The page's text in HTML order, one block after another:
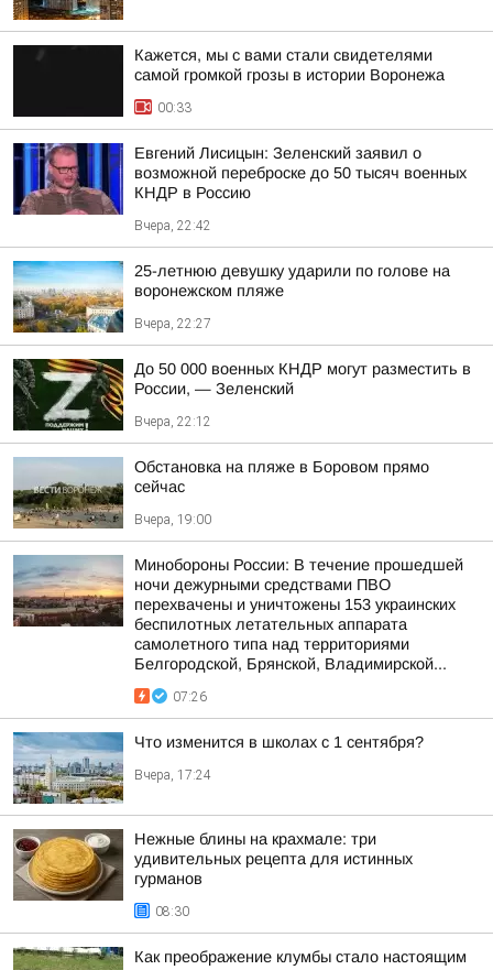
Кажется, мы с вами стали свидетелями
самой громкой грозы в истории Воронежа
00:33
Евгений Лисицын: Зеленский заявил о
возможной переброске до 50 тысяч военных
КНДР в Россию
Вчера, 22:42
25-летнюю девушку ударили по голове на
воронежском пляже
Вчера, 22:27
До 50 000 военных КНДР могут разместить в
России, — Зеленский
Вчера, 22:12
Обстановка на пляже в Боровом прямо
сейчас
Вчера, 19:00
Минобороны России: В течение прошедшей
ночи дежурными средствами ПВО
перехвачены и уничтожены 153 украинских
беспилотных летательных аппарата
самолетного типа над территориями
Белгородской, Брянской, Владимирской...
07:26
Что изменится в школах с 1 сентября?
Вчера, 17:24
Нежные блины на крахмале: три
удивительных рецепта для истинных
гурманов
08:30
Как преображение клумбы стало настоящим